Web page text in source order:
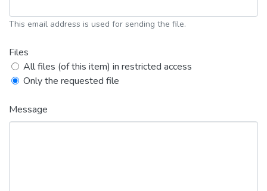
This email address is used for sending the file.
Files
All files (of this item) in restricted access
Only the requested file
Message